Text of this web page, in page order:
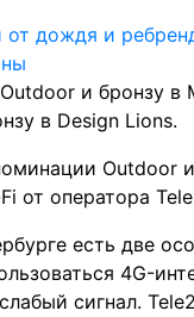
и бронзу в
в Design Lions.
Outdoor
от оператора
есть две
4G-
сигнал.